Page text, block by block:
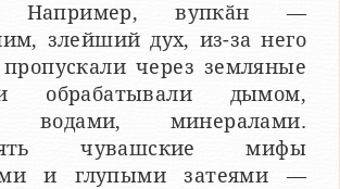
Например, вупкӑн —
злейший дух, из-за него
через земляные
обрабатывали дымом,
водами, минералами.
чувашские мифы
и глупыми затеями —